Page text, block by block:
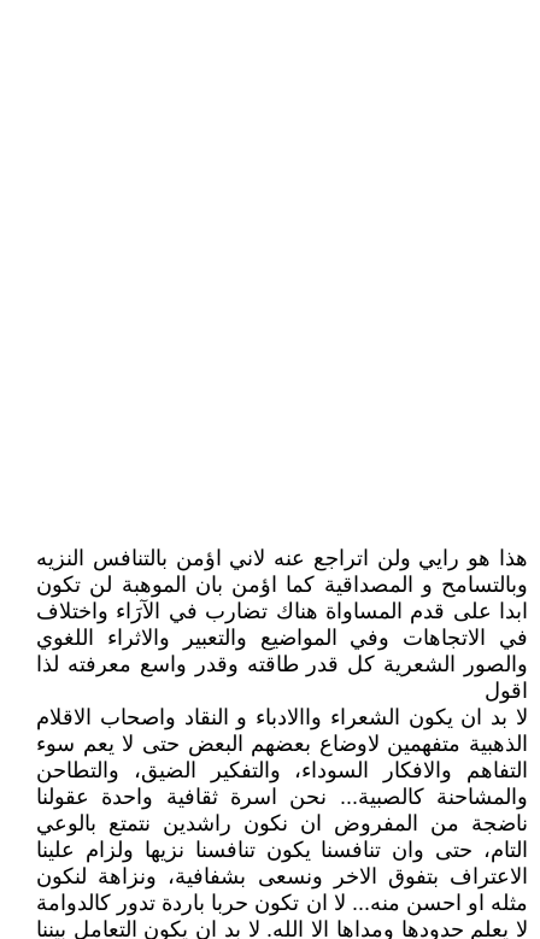
هذا هو رايي ولن اتراجع عنه لاني اؤمن بالتنافس النزيه
وبالتسامح و المصداقية كما اؤمن بان الموهبة لن تكون
ابدا على قدم المساواة هناك تضارب في الآرَاء واختلاف
في الاتجاهات وفي المواضيع والتعبير والاثراء اللغوي
والصور الشعرية كل قدر طاقته وقدر واسع معرفته لذا
اقول
لا بد ان يكون الشعراء واالادباء و النقاد واصحاب الاقلام
الذهبية متفهمين لاوضاع بعضهم البعض حتى لا يعم سوء
التفاهم والافكار السوداء، والتفكير الضيق، والتطاحن
والمشاحنة كالصبية... نحن اسرة ثقافية واحدة عقولنا
ناضجة من المفروض ان نكون راشدين نتمتع بالوعي
التام، حتى وان تنافسنا يكون تنافسنا نزيها ولزام علينا
الاعتراف بتفوق الاخر ونسعى بشفافية، ونزاهة لنكون
مثله او احسن منه... لا ان تكون حربا باردة تدور كالدوامة
لا يعلم حدودها ومداها الا الله. لا بد ان يكون التعامل بيننا